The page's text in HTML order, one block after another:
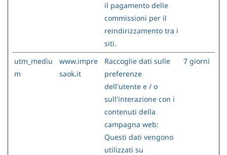
il pagamento delle
commissioni per il
reindirizzamento tra i
siti.
utm_mediu
m
www.impre
saok.it
Raccoglie dati sulle
preferenze
dell'utente e / o
sull'interazione con i
contenuti della
campagna web:
Questi dati vengono
utilizzati su
7 giorni